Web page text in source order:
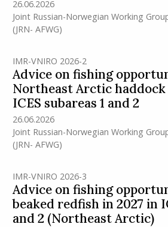
26.06.2026
Joint Russian-Norwegian Working
(JRN- AFWG)
IMR-VNIRO 2026-2
Advice on fishing
Northeast Arctic haddock
ICES subareas 1 and 2
26.06.2026
Joint Russian-Norwegian Working
(JRN- AFWG)
IMR-VNIRO 2026-3
Advice on fishing
beaked redfish in 2027 in
and 2 (Northeast Arctic)